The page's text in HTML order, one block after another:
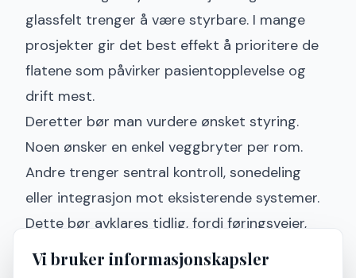
Vi bruker informasjonskapsler
glassfelt trenger å være styrbare. I mange
prosjekter gir det best effekt å prioritere de
flatene som påvirker pasientopplevelse og
drift mest.
Deretter bør man vurdere ønsket styring.
Noen ønsker en enkel veggbryter per rom.
Andre trenger sentral kontroll, sonedeling
eller integrasjon mot eksisterende systemer.
Dette bør avklares tidlig, fordi føringsveier,
strømtilførsel og brukerlogikk påvirker